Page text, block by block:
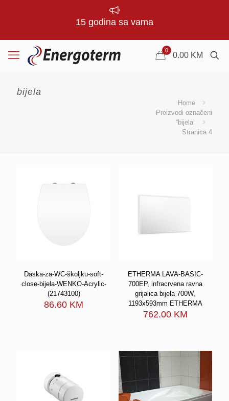
15 godina sa vama
0
0.00 KM
bijela
Home
Proizvodi označeni
“bijela”
Stranica 4
Daska-za-WC-školjku-soft-
close-bijela-WENKO-Acrylic-
(21743100)
86.60 KM
ETHERMA LAVA-BASIC-
700EP, infracrvena ravna
grijalica bijela 700W,
1193x593mm ETHERMA
762.00 KM